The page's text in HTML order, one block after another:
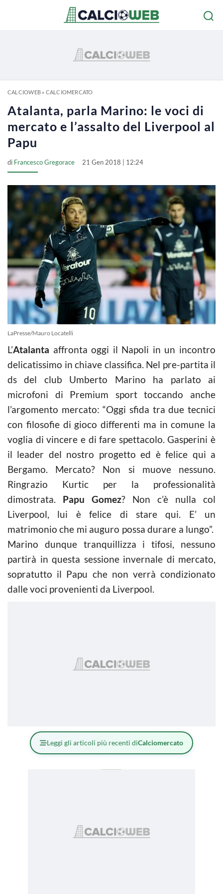
CALCIOWEB» CALCIOMERCATO
Atalanta, parla Marino: le voci di
mercato e l’assalto del Liverpool al
Papu
di Francesco Gregorace 21 Gen 2018 | 12:24
LaPresse/Mauro Locatelli
L’Atalanta affronta oggi il Napoli in un incontro
delicatissimo in chiave classifica. Nel pre-partita il
ds del club Umberto Marino ha parlato ai
microfoni di Premium sport toccando anche
l’argomento mercato: “Oggi sfida tra due tecnici
con filosofie di gioco differenti ma in comune la
voglia di vincere e di fare spettacolo. Gasperini è
il leader del nostro progetto ed è felice qui a
Bergamo. Mercato? Non si muove nessuno.
Ringrazio Kurtic per la professionalità
dimostrata. Papu Gomez? Non c’è nulla col
Liverpool, lui è felice di stare qui. E’ un
matrimonio che mi auguro possa durare a lungo”.
Marino dunque tranquillizza i tifosi, nessuno
partirà in questa sessione invernale di mercato,
sopratutto il Papu che non verrà condizionato
dalle voci provenienti da Liverpool.
Leggi gli articoli più recenti diCalciomercato